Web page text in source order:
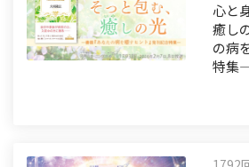
心と
癒し
の病
特集